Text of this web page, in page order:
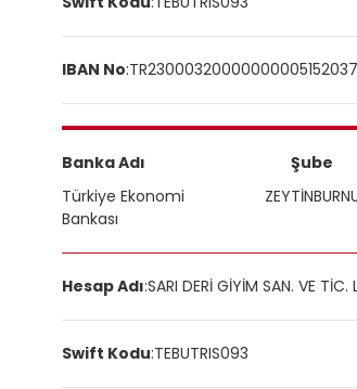
IBAN No:
Banka Adı
Türkiye Ekonomi
Bankası
Şube
Hesap Adı:SARI DERİ GİYİM SAN. VE TİC.
Swift Kodu:TEBUTRIS093